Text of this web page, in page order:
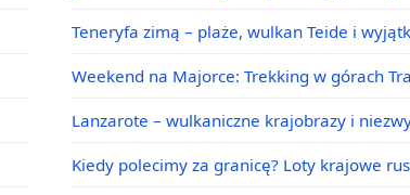
Teneryfa zimą – plaże, wulkan Teide i
Weekend na Majorce: Trekking w górach
Lanzarote – wulkaniczne krajobrazy i
Kiedy polecimy za granicę? Loty krajowe